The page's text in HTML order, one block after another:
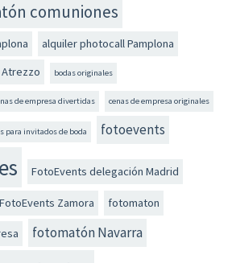
comuniones
alquiler photocall Pamplona
Atrezzo bodas originales
de empresa divertidas cenas de empresa originales
para invitados de boda fotoevents
FotoEvents delegación Madrid
FotoEvents Zamora fotomaton
fotomatón Navarra